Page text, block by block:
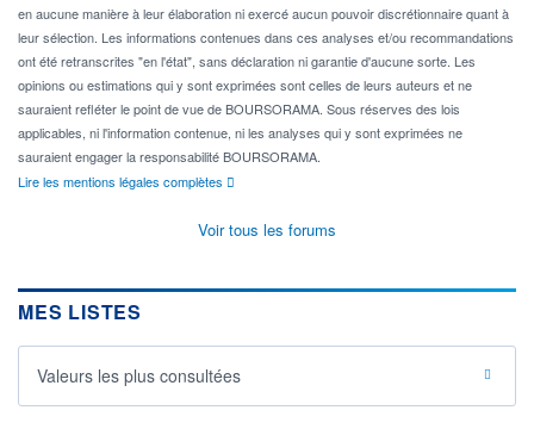
en aucune manière à leur élaboration ni exercé aucun pouvoir discrétionnaire quant à
leur sélection. Les informations contenues dans ces analyses et/ou recommandations
ont été retranscrites "en l'état", sans déclaration ni garantie d'aucune sorte. Les
opinions ou estimations qui y sont exprimées sont celles de leurs auteurs et ne
sauraient refléter le point de vue de BOURSORAMA. Sous réserves des lois
applicables, ni l'information contenue, ni les analyses qui y sont exprimées ne
sauraient engager la responsabilité BOURSORAMA.
Lire les mentions légales complètes
Voir tous les forums
MES LISTES
Valeurs les plus consultées